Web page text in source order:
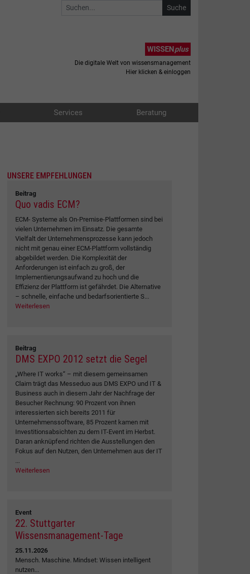
WISSENplus
Die digitale Welt von wissensmanagement
Hier klicken & einloggen
Services Beratung
UNSERE EMPFEHLUNGEN
Beitrag
Quo vadis ECM?
ECM- Systeme als On-Premise-Plattformen sind bei
vielen Unternehmen im Einsatz. Die gesamte
Vielfalt der Unternehmensprozesse kann jedoch
nicht mit genau einer ECM-Plattform vollständig
abgebildet werden. Die Komplexität der
Anforderungen ist einfach zu groß, der
Implementierungsaufwand zu hoch und die
Effizienz der Plattform ist gefährdet. Die Alternative
– schnelle, einfache und bedarfsorientierte S...
Weiterlesen
Beitrag
DMS EXPO 2012 setzt die Segel
„Where IT works“ – mit diesem gemeinsamen
Claim trägt das Messeduo aus DMS EXPO und IT &
Business auch in diesem Jahr der Nachfrage der
Besucher Rechnung: 90 Prozent von ihnen
interessierten sich bereits 2011 für
Unternehmenssoftware, 85 Prozent kamen mit
Investitionsabsichten zu dem IT-Event im Herbst.
Daran anknüpfend richten die Ausstellungen den
Fokus auf den Nutzen, den Unternehmen aus der IT
...
Weiterlesen
Event
22. Stuttgarter
Wissensmanagement-Tage
25.11.2026
Mensch. Maschine. Mindset: Wissen intelligent
nutzen...